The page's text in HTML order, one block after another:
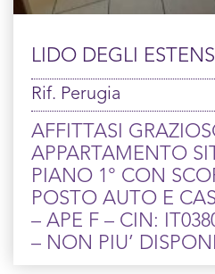
LIDO DEGLI ESTENSI
Rif. Perugia
AFFITTASI GRAZIOSO
APPARTAMENTO
PIANO 1° CON
POSTO AUTO E
– APE F – CIN:
– NON PIU’